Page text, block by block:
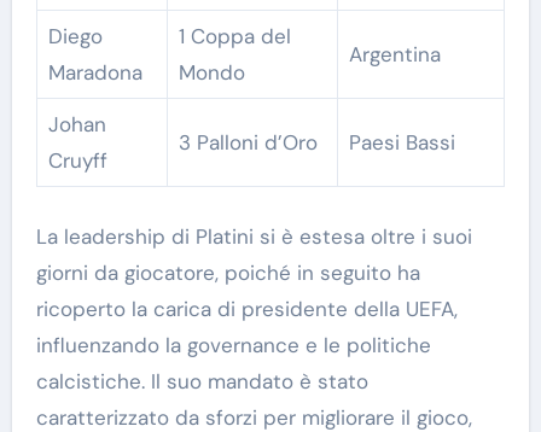
Diego
Maradona
1 Coppa del
Mondo
Argentina
Johan
Cruyff
3 Palloni d’Oro Paesi Bassi
La leadership di Platini si è estesa oltre i suoi
giorni da giocatore, poiché in seguito ha
ricoperto la carica di presidente della UEFA,
influenzando la governance e le politiche
calcistiche. Il suo mandato è stato
caratterizzato da sforzi per migliorare il gioco,